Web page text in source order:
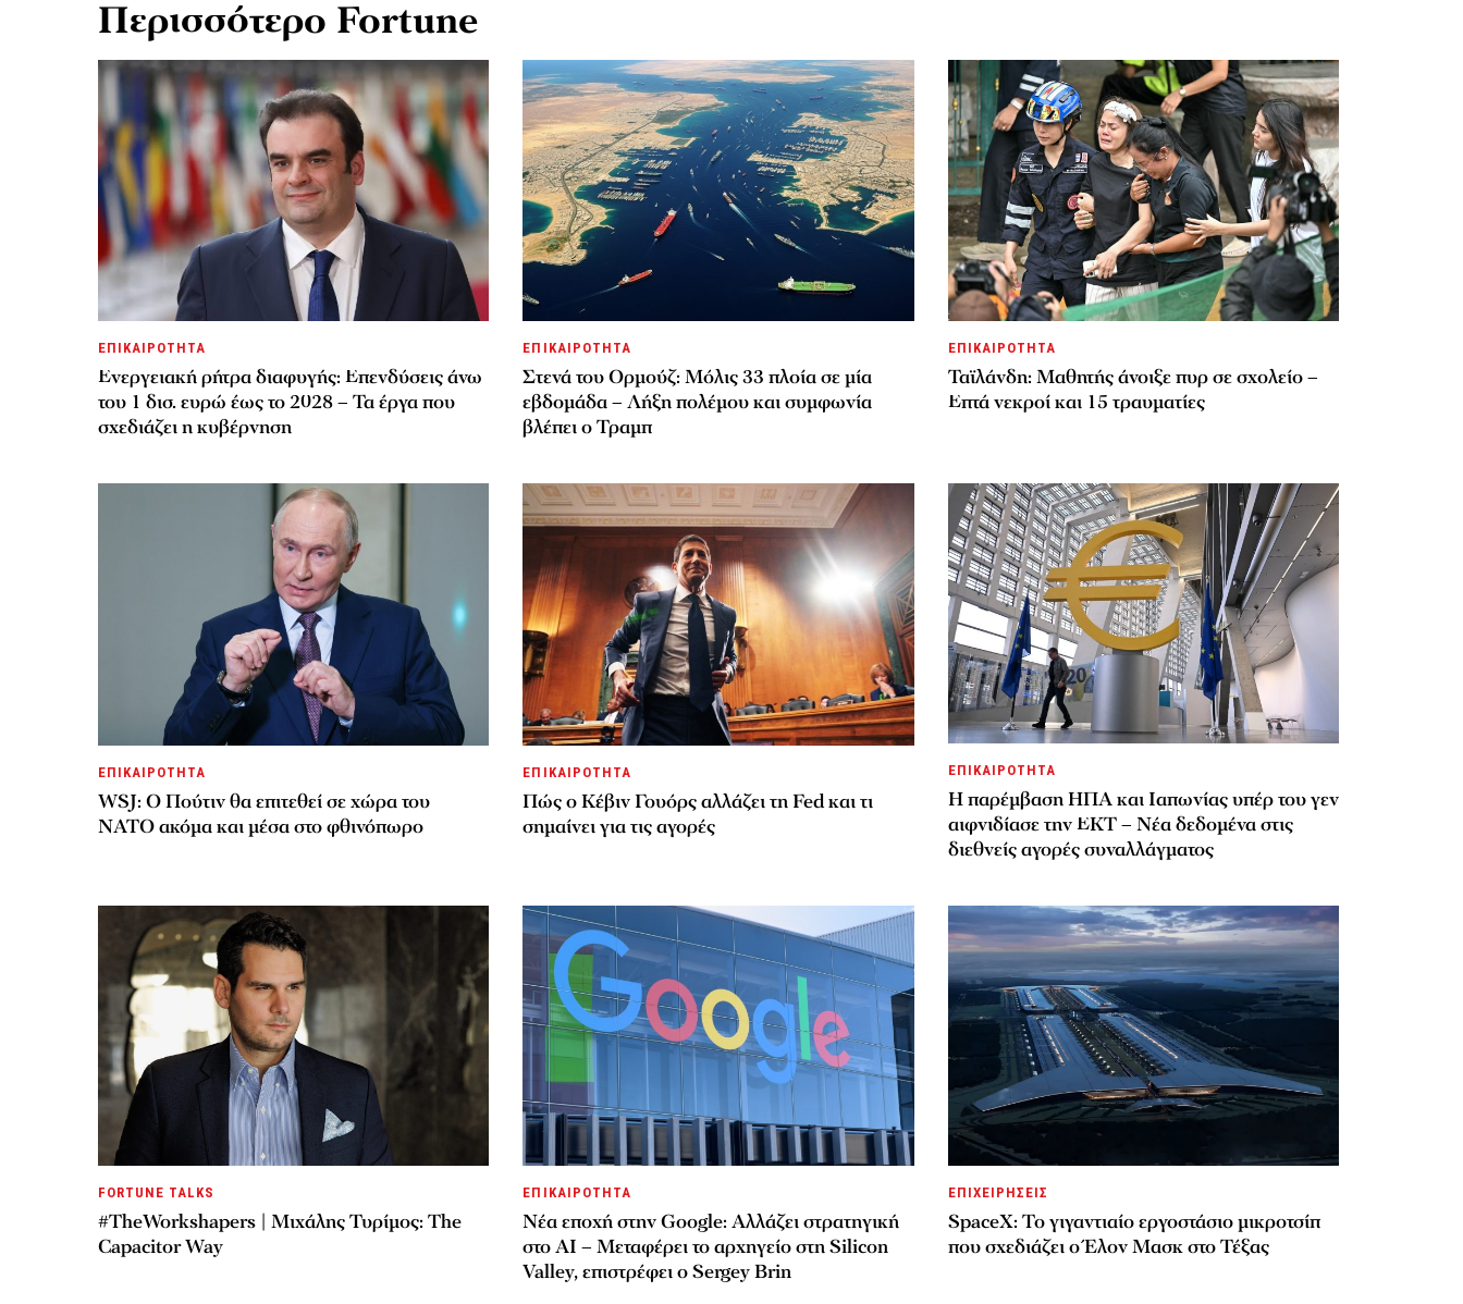
Περισσότερο Fortune
ΕΠΙΚΑΙΡΟΤΗΤΑ
Ενεργειακή ρήτρα διαφυγής: Επενδύσεις άνω
του 1 δισ. ευρώ έως το 2028 – Τα έργα που
σχεδιάζει η κυβέρνηση
ΕΠΙΚΑΙΡΟΤΗΤΑ
Στενά του Ορμούζ: Μόλις 33 πλοία σε μία
εβδομάδα – Λήξη πολέμου και συμφωνία
βλέπει ο Τραμπ
ΕΠΙΚΑΙΡΟΤΗΤΑ
Ταϊλάνδη: Μαθητής άνοιξε πυρ σε σχολείο –
Επτά νεκροί και 15 τραυματίες
ΕΠΙΚΑΙΡΟΤΗΤΑ
WSJ: Ο Πούτιν θα επιτεθεί σε χώρα του
ΝΑΤΟ ακόμα και μέσα στο φθινόπωρο
ΕΠΙΚΑΙΡΟΤΗΤΑ
Πώς ο Κέβιν Γουόρς αλλάζει τη Fed και τι
σημαίνει για τις αγορές
ΕΠΙΚΑΙΡΟΤΗΤΑ
Η παρέμβαση ΗΠΑ και Ιαπωνίας υπέρ του γεν
αιφνιδίασε την ΕΚΤ – Νέα δεδομένα στις
διεθνείς αγορές συναλλάγματος
FORTUNE TALKS
#TheWorkshapers | Μιχάλης Τυρίμος: The
Capacitor Way
ΕΠΙΚΑΙΡΟΤΗΤΑ
Νέα εποχή στην Google: Αλλάζει στρατηγική
στο AI – Μεταφέρει το αρχηγείο στη Silicon
Valley, επιστρέφει ο Sergey Brin
ΕΠΙΧΕΙΡΗΣΕΙΣ
SpaceX: Το γιγαντιαίο εργοστάσιο μικροτσίπ
που σχεδιάζει ο Έλον Μασκ στο Τέξας